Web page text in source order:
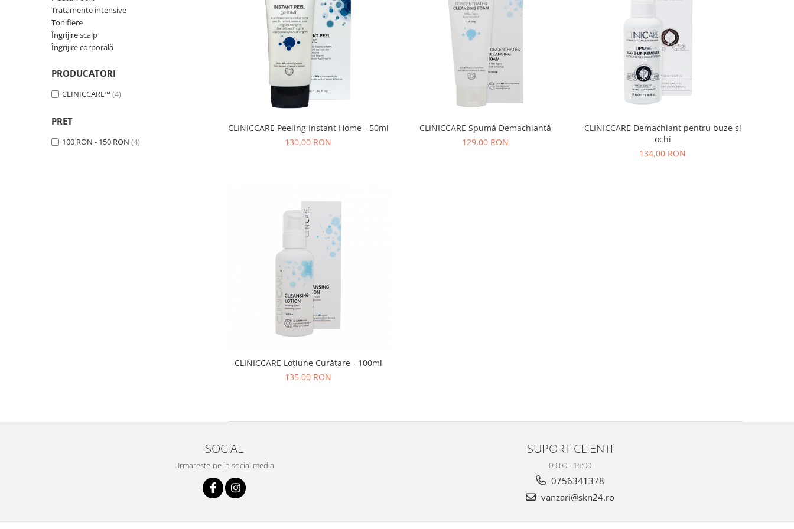
Tratamente intensive
Tonifiere
Îngrijire scalp
Îngrijire corporală
PRODUCATORI
CLINICCARE™ (4)
PRET
100 RON - 150 RON (4)
CLINICCARE Peeling Instant Home - 50ml
130,00 RON
CLINICCARE Spumă Demachiantă
129,00 RON
CLINICCARE Demachiant pentru buze și
ochi
134,00 RON
CLINICCARE Loțiune Curățare - 100ml
135,00 RON
SOCIAL
Urmareste-ne in social media
SUPORT CLIENTI
09:00 - 16:00
0756341378
vanzari@skn24.ro